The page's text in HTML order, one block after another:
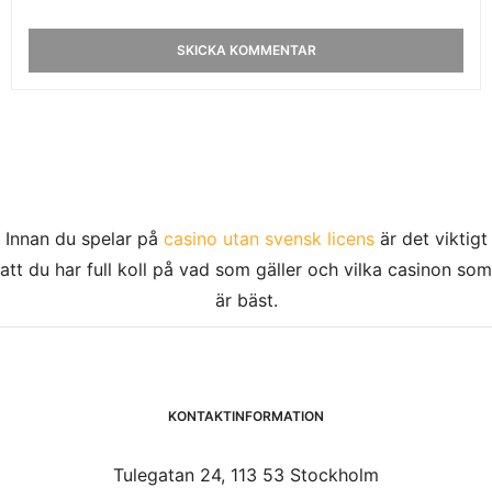
Innan du spelar på casino utan svensk licensär det viktigt
att du har full koll på vad som gäller och vilka casinon som
är bäst.
KONTAKTINFORMATION
Tulegatan 24, 113 53 Stockholm